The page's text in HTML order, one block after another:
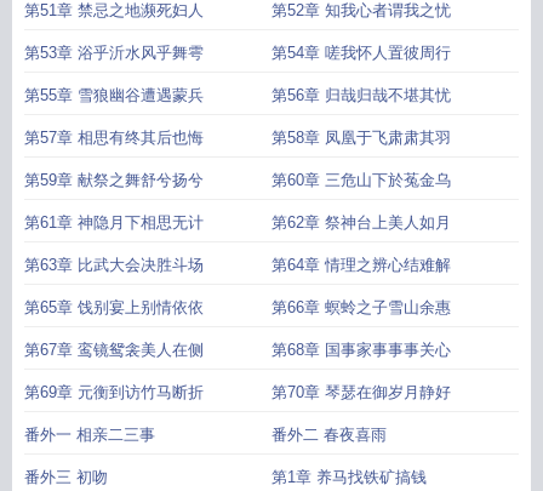
第51章 禁忌之地濒死妇人 第52章 知我心者谓我之忧
第53章 浴乎沂水风乎舞雩 第54章 嗟我怀人置彼周行
第55章 雪狼幽谷遭遇蒙兵 第56章 归哉归哉不堪其忧
第57章 相思有终其后也悔 第58章 凤凰于飞肃肃其羽
第59章 献祭之舞舒兮扬兮 第60章 三危山下於菟金乌
第61章 神隐月下相思无计 第62章 祭神台上美人如月
第63章 比武大会决胜斗场 第64章 情理之辨心结难解
第65章 饯别宴上别情依依 第66章 螟蛉之子雪山余惠
第67章 鸾镜鸳衾美人在侧 第68章 国事家事事事关心
第69章 元衡到访竹马断折 第70章 琴瑟在御岁月静好
番外一 相亲二三事 番外二 春夜喜雨
番外三 初吻 第1章 养马找铁矿搞钱